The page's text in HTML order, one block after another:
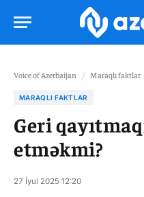
Voice of Azerbaijan / Maraqlı faktlar
MARAQLI FAKTLAR
Geri
etməkmi?
27 İyul 2025 12:20